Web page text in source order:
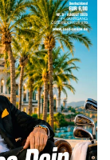
Renten-